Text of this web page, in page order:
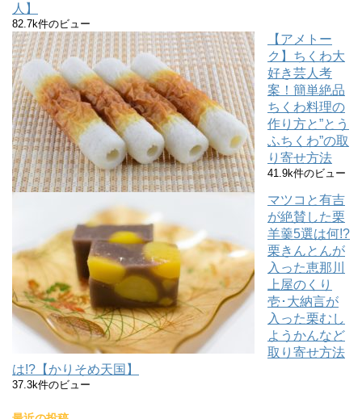
人】
82.7k件のビュー
【アメトー
ク】ちくわ大
好き芸人考
案！簡単絶品
ちくわ料理の
作り方と”とう
ふちくわ”の取
り寄せ方法
41.9k件のビュー
マツコと有吉
が絶賛した栗
羊羹5選は何!?
栗きんとんが
入った恵那川
上屋のくり
壱･大納言が
入った栗むし
ようかんなど
取り寄せ方法
は!?【かりそめ天国】
37.3k件のビュー